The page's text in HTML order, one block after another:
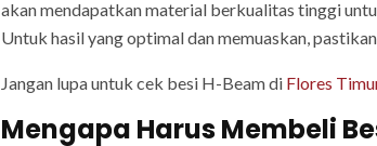
akan mendapatkan material berkualitas tinggi
Untuk hasil yang optimal dan memuaskan,
Jangan lupa untuk cek besi H-Beam di Flores
Mengapa Harus Membeli